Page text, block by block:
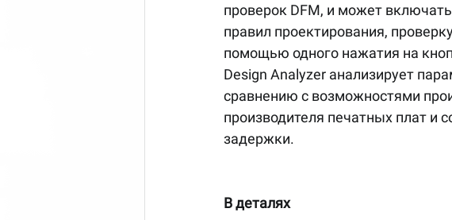
проверок DFM, и может
правил проектирования,
помощью одного нажатия на
Design Analyzer анализирует
сравнению с возможностями
производителя печатных плат
задержки.
В деталях